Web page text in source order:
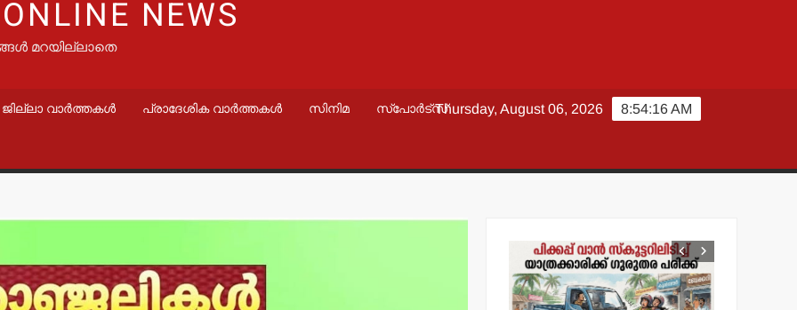
NEWS
മറയില്ലാതെ
ജില്ലാ വാർത്തകൾ പ്രാദേശിക വാർത്തകൾ സിനിമ സ്പോർട്സ് 8:54:18 AM
Thursday, August 06, 2026